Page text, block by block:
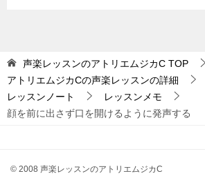
ジ
声楽レッスンのアトリエムジカC TOP
アトリエムジカCの声楽レッスンの詳細
レッスンノート
レッスンメモ
顔を前に出さず口を開けるように発声する
© 2008 声楽レッスンのアトリエムジカC